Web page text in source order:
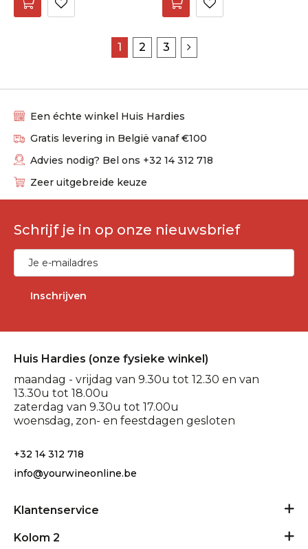
1 2 3
Een échte winkel Huis Hardies
Gratis levering in België vanaf €100
Advies nodig? Bel ons +32 14 312 718
Zeer uitgebreide keuze
Schrijf je in op onze nieuwsbrief
Inschrijven
Huis Hardies (onze fysieke winkel)
maandag - vrijdag van 9.30u tot 12.30 en van
13.30u tot 18.00u
zaterdag van 9.30u tot 17.00u
woensdag, zon- en feestdagen gesloten
+32 14 312 718
info@yourwineonline.be
Klantenservice
Algemene voorwaarden
Kolom 2